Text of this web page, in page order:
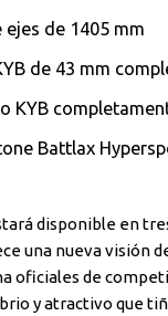
de 1405 mm
de 43 mm
KYB
Battlax
disponible en
una nueva visión
oficiales de
y atractivo que